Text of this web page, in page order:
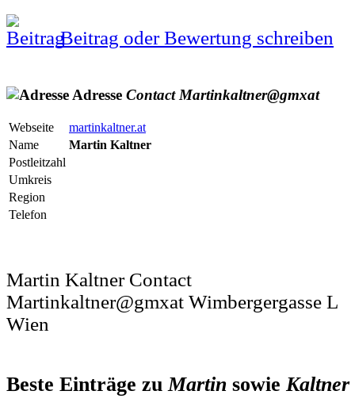
Beitrag oder Bewertung schreiben
Adresse Contact Martinkaltner@gmxat
Webseite
martinkaltner.at
Name
Martin Kaltner
Postleitzahl
Umkreis
Region
Telefon
Martin Kaltner Contact
Martinkaltner@gmxat Wimbergergasse L
Wien
Beste Einträge zuMartin sowieKaltner